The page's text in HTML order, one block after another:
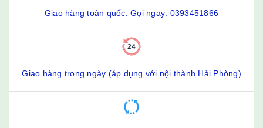
Giao hàng toàn quốc. Gọi ngay: 0393451866
Giao hàng trong ngày (áp dụng với nội thành Hải Phòng)